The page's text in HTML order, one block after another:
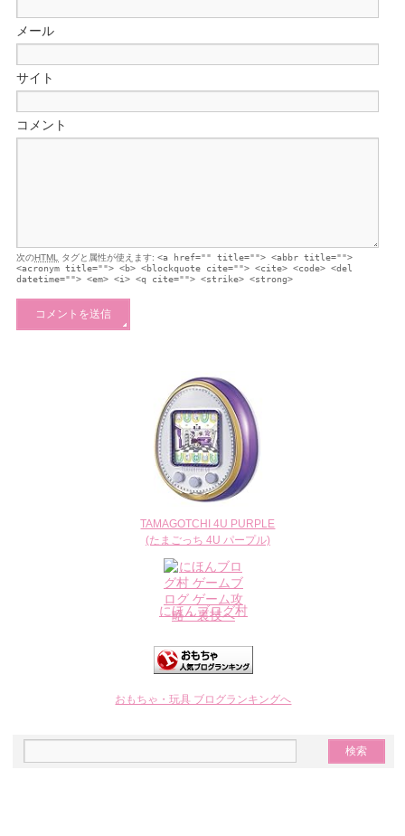
メール
サイト
コメント
次のHTML タグと属性が使えます:<a href="" title=""> <abbr title="">
<acronym title=""> <b> <blockquote cite=""> <cite> <code> <del
datetime=""> <em> <i> <q cite=""> <strike> <strong>
TAMAGOTCHI 4U PURPLE
(たまごっち 4U パープル)
にほんブログ村
おもちゃ・玩具 ブログランキングへ